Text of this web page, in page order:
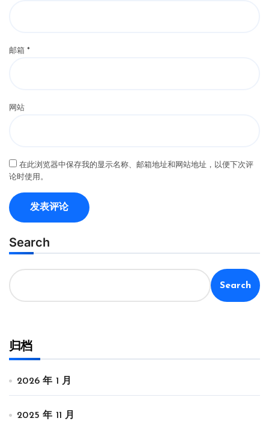
邮箱 *
网站
在此浏览器中保存我的显示名称、邮箱地址和网站地址，以便下次评
论时使用。
Search
Search
归档
2026 年 1 月
2025 年 11 月